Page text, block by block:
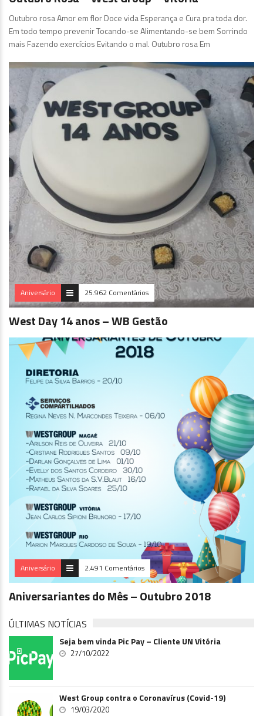
Outubro rosa Amor em flor Doce vida Esperança e Cura pra toda dor.
Em todo tempo prevenir Tocando-se Alimentando-se bem Sorrindo
mais Fazendo exercícios Evitando o mal. Outubro rosa Em
Aniversário 25.962 Comentários
West Day 14 anos – WB Gestão
Aniversário 2.491 Comentários
Aniversariantes do Mês – Outubro 2018
ÚLTIMAS NOTÍCIAS
Seja bem vinda Pic Pay – Cliente UN Vitória
27/10/2022
West Group contra o Coronavírus (Covid-19)
19/03/2020